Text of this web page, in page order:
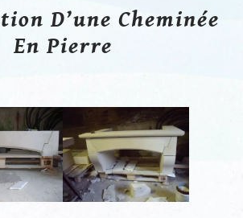
D’une Cheminée
En Pierre